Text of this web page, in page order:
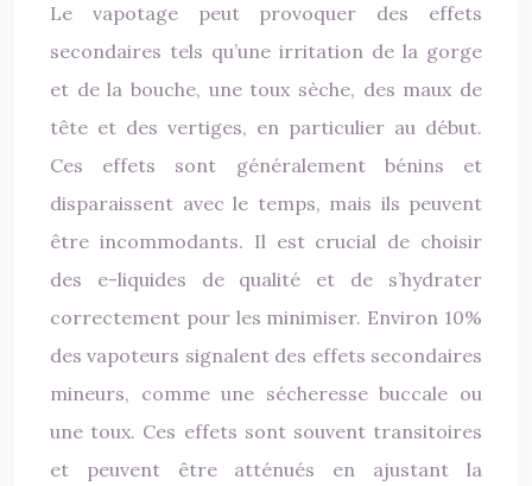
Le vapotage peut provoquer des effets
secondaires tels qu’une irritation de la gorge
et de la bouche, une toux sèche, des maux de
tête et des vertiges, en particulier au début.
Ces effets sont généralement bénins et
disparaissent avec le temps, mais ils peuvent
être incommodants. Il est crucial de choisir
des e-liquides de qualité et de s’hydrater
correctement pour les minimiser. Environ 10%
des vapoteurs signalent des effets secondaires
mineurs, comme une sécheresse buccale ou
une toux. Ces effets sont souvent transitoires
et peuvent être atténués en ajustant la